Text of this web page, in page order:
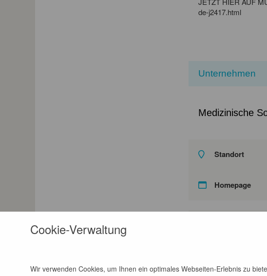
de-j2417.html
Unternehmen
Medizinische
Standort
Homepage
Cookie-Verwaltung
Wir verwenden Cookies, um Ihnen ein optimales Webseiten-Erlebnis zu